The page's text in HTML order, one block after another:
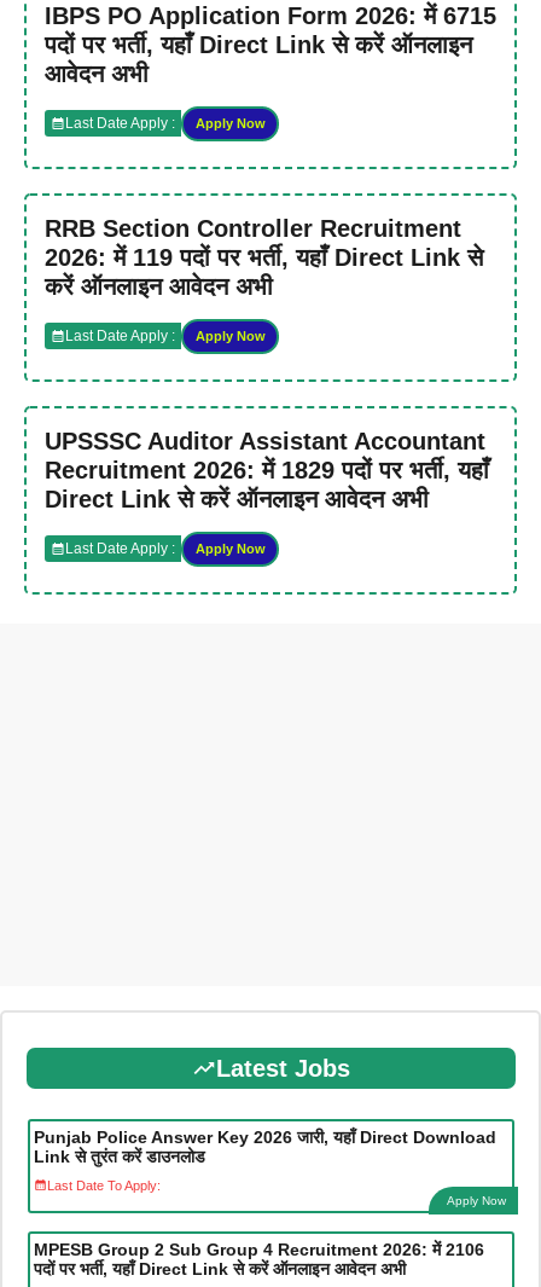
IBPS PO Application Form 2026: में 6715
पदों पर भर्ती, यहाँ Direct Link से करें ऑनलाइन
आवेदन अभी
Last Date Apply : Apply Now
RRB Section Controller Recruitment
2026: में 119 पदों पर भर्ती, यहाँ Direct Link से
करें ऑनलाइन आवेदन अभी
Last Date Apply : Apply Now
UPSSSC Auditor Assistant Accountant
Recruitment 2026: में 1829 पदों पर भर्ती, यहाँ
Direct Link से करें ऑनलाइन आवेदन अभी
Last Date Apply : Apply Now
Latest Jobs
Punjab Police Answer Key 2026 जारी, यहाँ Direct Download
Link से तुरंत करें डाउनलोड
Last Date To Apply:
Apply Now
MPESB Group 2 Sub Group 4 Recruitment 2026: में 2106
पदों पर भर्ती, यहाँ Direct Link से करें ऑनलाइन आवेदन अभी